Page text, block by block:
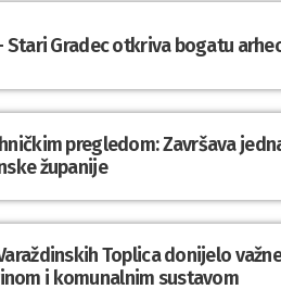
Stari Gradec otkriva bogatu
pregledom: Završava
županije
Toplica donijelo
i komunalnim sustavom